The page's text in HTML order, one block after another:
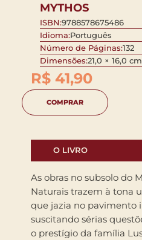
MYTHOS
ISBN:9788578675486
Idioma:Português
Número de Páginas:132
Dimensões:21,0 × 16,0 cm
R$ 41,90
COMPRAR
O LIVRO
As obras no subsolo do
Naturais trazem à tona
que jazia no pavimento
suscitando sérias
o prestígio da família